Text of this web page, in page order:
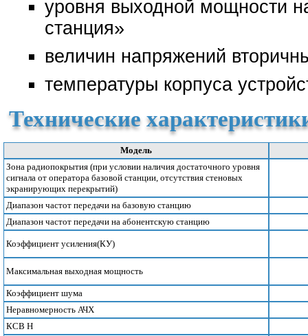
уровня выходной мощности
станция»
величин напряжений
температуры корпуса
Технические
Модель
Зона радиопокрытия (при условии наличия достаточного уровня
сигнала от оператора базовой станции, отсутствия стеновых
экранирующих перекрытий)
Диапазон частот передачи на базовую станцию
Диапазон частот передачи на абонентскую станцию
Коэффициент усиления(КУ)
Максимальная выходная мощность
Коэффициент шума
Неравномерность АЧХ
КСВ Н